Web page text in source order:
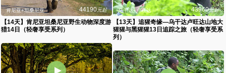
44190元起
肯尼亚+坦桑尼亚
【14天】肯尼亚坦桑尼亚野生动物深度游
猎14日（轻奢享受系列）
43960元起
乌干达+卢旺达
【13天】追猩奇缘—乌干达卢旺达山地大
猩猩与黑猩猩13日追踪之旅（轻奢享受系
列）